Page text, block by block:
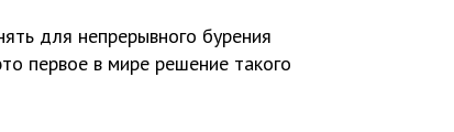
для непрерывного бурения
первое в мире решение такого